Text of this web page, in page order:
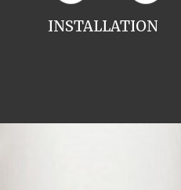
INSTALLATION